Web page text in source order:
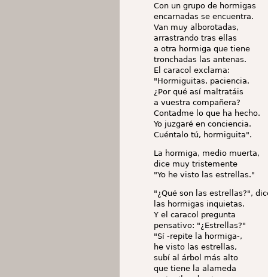
Con un grupo de hormigas
encarnadas se encuentra.
Van muy alborotadas,
arrastrando tras ellas
a otra hormiga que tiene
tronchadas las antenas.
El caracol exclama:
"Hormiguitas, paciencia.
¿Por qué así maltratáis
a vuestra compañera?
Contadme lo que ha hecho.
Yo juzgaré en conciencia.
Cuéntalo tú, hormiguita".
La hormiga, medio muerta,
dice muy tristemente
"Yo he visto las estrellas."
"¿Qué son las estrellas?",
las hormigas inquietas.
Y el caracol pregunta
pensativo: "¿Estrellas?"
"Sí -repite la hormiga-,
he visto las estrellas,
subí al árbol más alto
que tiene la alameda